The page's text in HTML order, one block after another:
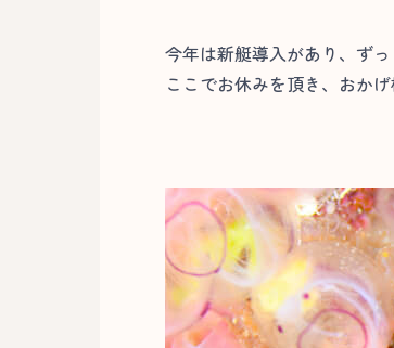
今年は新艇導入があり、ず
ここでお休みを頂き、おか